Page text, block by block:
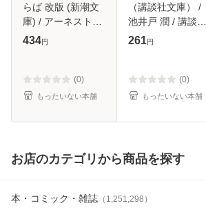
らば 改版 (新潮文
庫) / アーネスト・
ヘミングウェイ、
便送料無料】
434円
(0)
もったいない本舗
（講談社文庫） /
池井戸 潤 / 講談社
[文庫]【メール便送
261円
(0)
もったいない本舗
お店のカテゴリから商品を探す
本・コミック・雑誌 （ 1,251,298 ）